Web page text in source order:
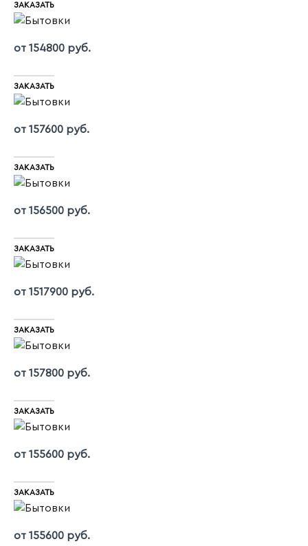
ЗАКАЗАТЬ
от 154800 руб.
ЗАКАЗАТЬ
от 157600 руб.
ЗАКАЗАТЬ
от 156500 руб.
ЗАКАЗАТЬ
от 1517900 руб.
ЗАКАЗАТЬ
от 157800 руб.
ЗАКАЗАТЬ
от 155600 руб.
ЗАКАЗАТЬ
от 155600 руб.